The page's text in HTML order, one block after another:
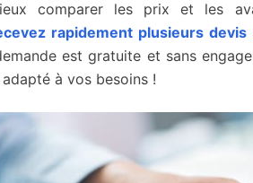
comparer les prix et les
rapidement plusieurs devis
est gratuite et sans
à vos besoins !